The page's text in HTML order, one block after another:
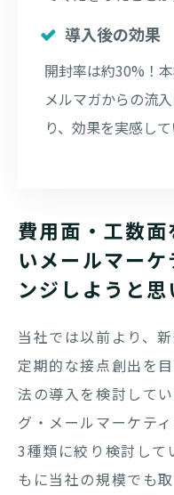
導入後の効果
開封率は約30%！
メルマガからの流
り、効果を実感して
費用面・工数
いメールマー
ンジしようと思
当社では以前より、
定期的な接点創出を
法の導入を検討して
グ・メールマーケテ
3種類に絞り検討して
もに当社の規模でも